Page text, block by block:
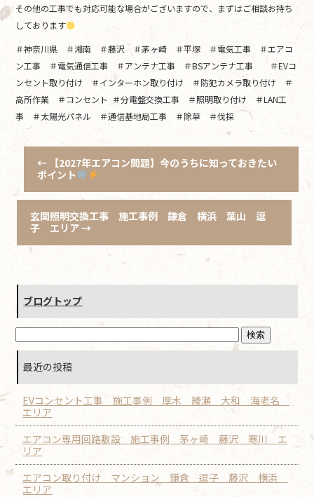
その他の工事でも対応可能な場合がございますので、まずはご相談お持ち
しております
＃神奈川県 ＃湘南 ＃藤沢 ＃茅ヶ崎 ＃平塚 ＃電気工事 ＃エアコ
ン工事 ＃電気通信工事 ＃アンテナ工事 ＃BSアンテナ工事 ＃EVコ
ンセント取り付け ＃インターホン取り付け ＃防犯カメラ取り付け ＃
高所作業 ＃コンセント ＃分電盤交換工事 ＃照明取り付け ＃LAN工
事 ＃太陽光パネル ＃通信基地局工事 ＃除草 ＃伐採
← 【2027年エアコン問題】今のうちに知っておきたい
ポイント
玄関照明交換工事 施工事例 鎌倉 横浜 葉山 逗
子 エリア→
ブログトップ
最近の投稿
EVコンセント工事 施工事例 厚木 綾瀬 大和 海老名
エリア
エアコン専用回路敷設 施工事例 茅ヶ崎 藤沢 寒川 エ
リア
エアコン取り付け マンション 鎌倉 逗子 藤沢 横浜
エリア